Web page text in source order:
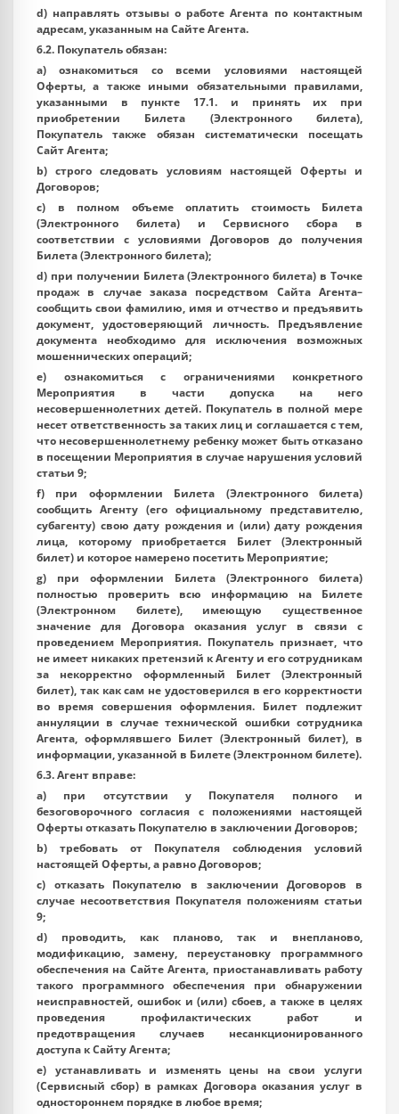
d) направлять отзывы о работе Агента по контактным
адресам, указанным на Сайте Агента.
6.2. Покупатель обязан:
a) ознакомиться со всеми условиями настоящей
Оферты, а также иными обязательными правилами,
указанными в пункте 17.1. и принять их при
приобретении Билета (Электронного билета),
Покупатель также обязан систематически посещать
Сайт Агента;
b) строго следовать условиям настоящей Оферты и
Договоров;
c) в полном объеме оплатить стоимость Билета
(Электронного билета) и Сервисного сбора в
соответствии с условиями Договоров до получения
Билета (Электронного билета);
d) при получении Билета (Электронного билета) в Точке
продаж в случае заказа посредством Сайта Агента–
сообщить свои фамилию, имя и отчество и предъявить
документ, удостоверяющий личность. Предъявление
документа необходимо для исключения возможных
мошеннических операций;
e) ознакомиться с ограничениями конкретного
Мероприятия в части допуска на него
несовершеннолетних детей. Покупатель в полной мере
несет ответственность за таких лиц и соглашается с тем,
что несовершеннолетнему ребенку может быть отказано
в посещении Мероприятия в случае нарушения условий
статьи 9;
f) при оформлении Билета (Электронного билета)
сообщить Агенту (его официальному представителю,
субагенту) свою дату рождения и (или) дату рождения
лица, которому приобретается Билет (Электронный
билет) и которое намерено посетить Мероприятие;
g) при оформлении Билета (Электронного билета)
полностью проверить всю информацию на Билете
(Электронном билете), имеющую существенное
значение для Договора оказания услуг в связи с
проведением Мероприятия. Покупатель признает, что
не имеет никаких претензий к Агенту и его сотрудникам
за некорректно оформленный Билет (Электронный
билет), так как сам не удостоверился в его корректности
во время совершения оформления. Билет подлежит
аннуляции в случае технической ошибки сотрудника
Агента, оформлявшего Билет (Электронный билет), в
информации, указанной в Билете (Электронном билете).
6.3. Агент вправе:
a) при отсутствии у Покупателя полного и
безоговорочного согласия с положениями настоящей
Оферты отказать Покупателю в заключении Договоров;
b) требовать от Покупателя соблюдения условий
настоящей Оферты, а равно Договоров;
c) отказать Покупателю в заключении Договоров в
случае несоответствия Покупателя положениям статьи
9;
d) проводить, как планово, так и внепланово,
модификацию, замену, переустановку программного
обеспечения на Сайте Агента, приостанавливать работу
такого программного обеспечения при обнаружении
неисправностей, ошибок и (или) сбоев, а также в целях
проведения профилактических работ и
предотвращения случаев несанкционированного
доступа к Сайту Агента;
e) устанавливать и изменять цены на свои услуги
(Сервисный сбор) в рамках Договора оказания услуг в
одностороннем порядке в любое время;